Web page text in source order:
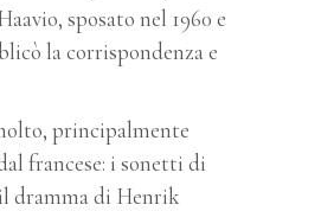
sposato nel 1960 e
la corrispondenza e
principalmente
francese: i sonetti di
il dramma di Henrik